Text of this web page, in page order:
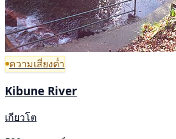
ความเสี่ยงต่ำ
Kibune River
เกียวโต